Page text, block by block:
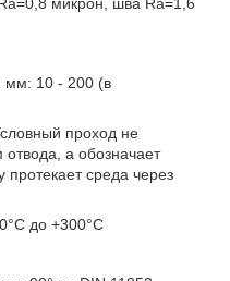
микрон, шва Ra=1,6
мм: 10 - 200 (в
проход не
а обозначает
протекает среда через
до +300°С